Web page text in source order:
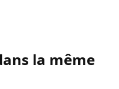
la même